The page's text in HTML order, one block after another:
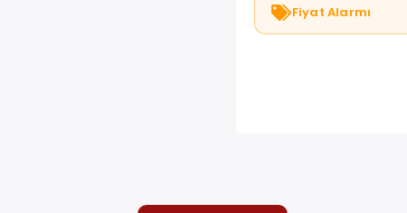
Fiyat Alarmı